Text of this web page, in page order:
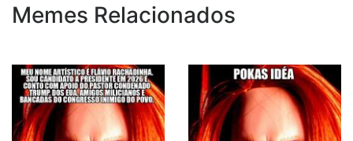
Memes Relacionados